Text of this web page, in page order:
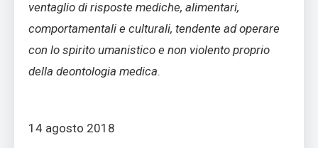
ventaglio di risposte mediche, alimentari,
comportamentali e culturali, tendente ad operare
con lo spirito umanistico e non violento proprio
della deontologia medica.
14 agosto 2018